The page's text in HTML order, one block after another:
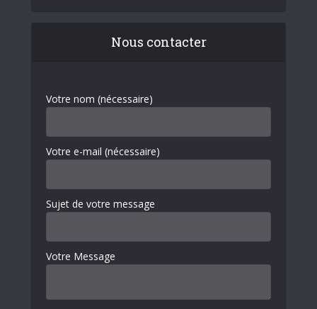
Nous contacter
Votre nom (nécessaire)
Votre e-mail (nécessaire)
Sujet de votre message
Votre Message